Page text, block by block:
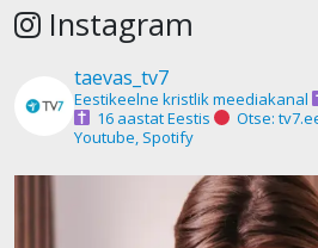
Instagram
taevas_tv7
Eestikeelne kristlik meediakanal
16 aastat Eestis
Otse:
Youtube, Spotify